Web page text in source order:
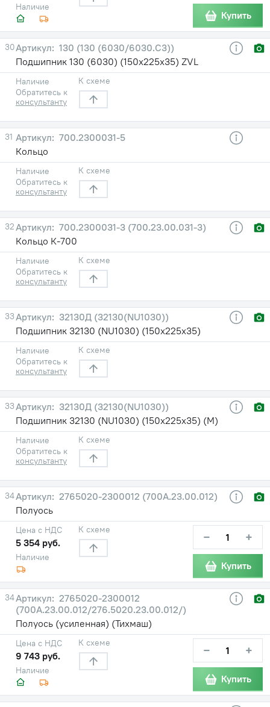
Наличие
Купить
30
130 (130 (6030/6030.С3))
Подшипник 130 (6030) (150х225х35) ZVL
Наличие
Обратитесь к
консультанту
К схеме
31
700.2300031-5
Кольцо
Наличие
Обратитесь к
консультанту
К схеме
32
700.2300031-3 (700.23.00.031-3)
Кольцо К-700
Наличие
Обратитесь к
консультанту
К схеме
33
32130Д (32130(NU1030))
Подшипник 32130 (NU1030) (150х225х35)
Наличие
Обратитесь к
консультанту
К схеме
33
32130Д (32130(NU1030))
Подшипник 32130 (NU1030) (150х225х35) (М)
Наличие
Обратитесь к
консультанту
К схеме
34
2765020-2300012 (700А.23.00.012)
Полуось
Наличие
Цена с НДС
5 354 руб.
К схеме − +
Купить
34
2765020-2300012
(700А.23.00.012/276.5020.23.00.012/)
Полуось (усиленная) (Тихмаш)
Наличие
Цена с НДС
9 743 руб.
К схеме − +
Купить